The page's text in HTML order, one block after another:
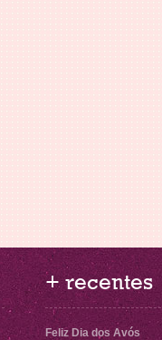
+ recentes
Feliz Dia dos Avós